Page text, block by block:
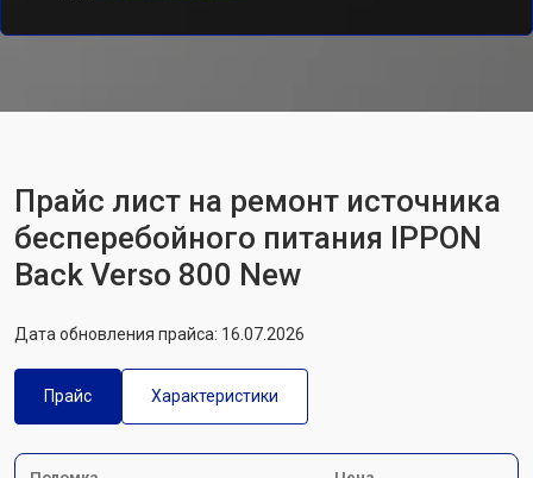
Прайс лист на ремонт источника
бесперебойного питания IPPON
Back Verso 800 New
Дата обновления прайса: 16.07.2026
Прайс Характеристики